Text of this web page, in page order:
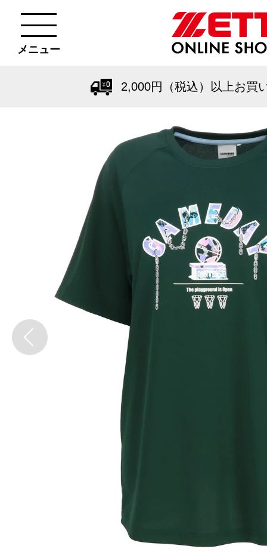
メニュー
2,000円（税込）以上お買